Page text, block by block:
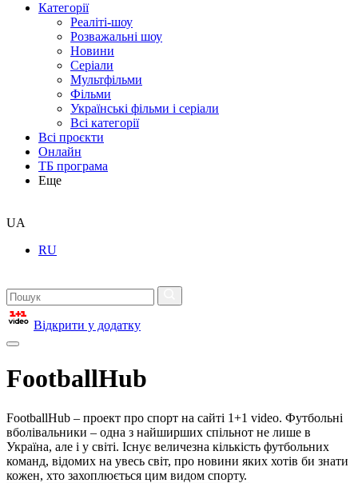
Категорії
Реаліті-шоу
Розважальні шоу
Новини
Серіали
Мультфільми
Фільми
Українські фільми і серіали
Всі категорії
Всі проєкти
Онлайн
ТБ програма
Еще
UA
RU
Відкрити у додатку
FootballHub
FootballHub – проект про спорт на сайті 1+1 video. Футбольні
вболівальники – одна з найширших спільнот не лише в
Україна, але і у світі. Існує величезна кількість футбольних
команд, відомих на увесь світ, про новини яких хотів би знати
кожен, хто захоплюється цим видом спорту.